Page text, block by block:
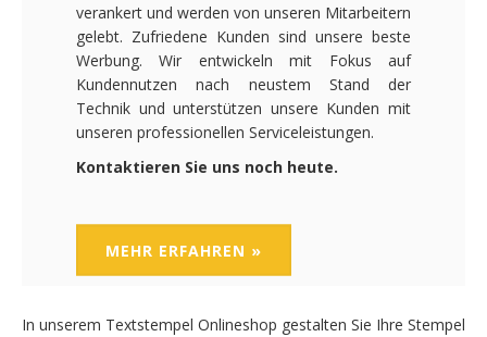
verankert und werden von unseren Mitarbeitern
gelebt. Zufriedene Kunden sind unsere beste
Werbung. Wir entwickeln mit Fokus auf
Kundennutzen nach neustem Stand der
Technik und unterstützen unsere Kunden mit
unseren professionellen Serviceleistungen.
Kontaktieren Sie uns noch heute.
MEHR ERFAHREN »
In unserem Textstempel Onlineshop gestalten Sie Ihre Stempel